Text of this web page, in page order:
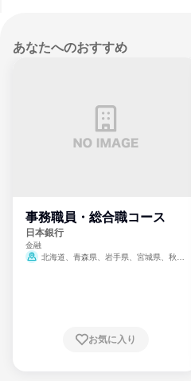
あなたへのおすすめ
事務職員・総合職コース
日本銀行
金融
北海道、青森県、岩手県、宮城県、秋田
崎県、熊本県、大分県、宮崎県、鹿児島県、
お気に入り